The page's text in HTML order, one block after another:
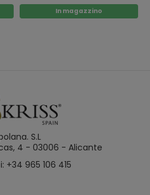
In magazzino
S.L
4 - 03006 - Alicante
+34 965 106 415